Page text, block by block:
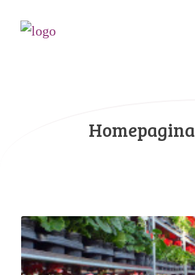
Homepagina